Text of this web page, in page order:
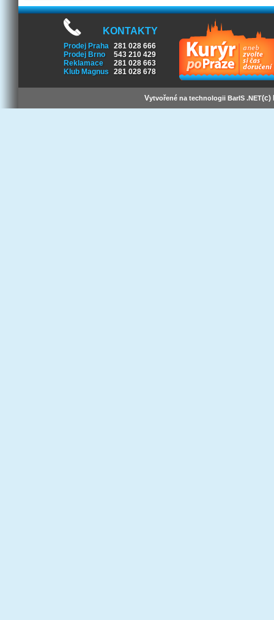
KONTAKTY
Prodej Praha 281 028 666
Prodej Brno
543 210 429
Reklamace
281 028 663
Klub Magnus
281 028 678
Vytvořené na technologii BarIS .NET(c)